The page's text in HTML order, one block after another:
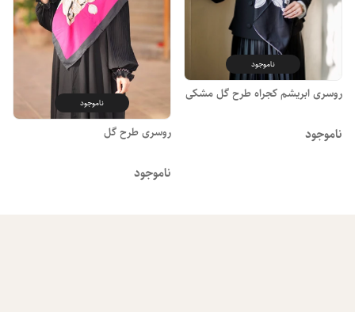
ناموجود
روسری ابریشم کجراه طرح گل مشکی
ناموجود
ناموجود
روسری طرح گل
ناموجود